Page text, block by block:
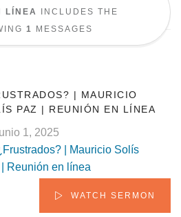
LÍNEA
INCLUDES THE
1 MESSAGES
| MAURICIO
PAZ | REUNIÓN EN LÍNEA
1, 2025
| Mauricio Solís
| Reunión en línea
WATCH SERMON